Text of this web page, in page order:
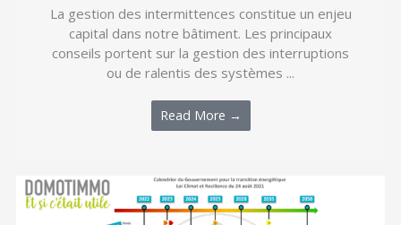
La gestion des intermittences constitue un enjeu
capital dans notre bâtiment. Les principaux
conseils portent sur la gestion des interruptions
ou de ralentis des systèmes ...
Read More →